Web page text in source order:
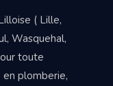
( Lille,
Wasquehal,
toute
plomberie,